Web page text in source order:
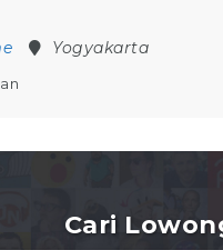
Yogyakarta
Cari